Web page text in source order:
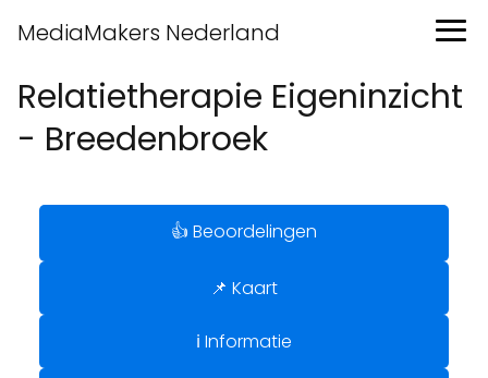
MediaMakers Nederland
Relatietherapie Eigeninzicht
- Breedenbroek
👍 Beoordelingen
📌 Kaart
ℹ️ Informatie